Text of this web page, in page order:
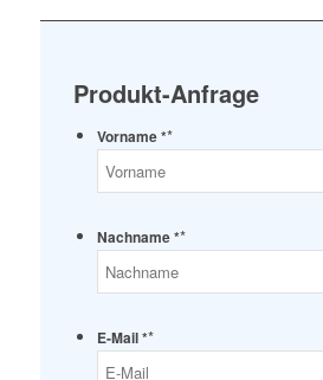
Produkt-Anfrage
Vorname **
Nachname **
E-Mail **